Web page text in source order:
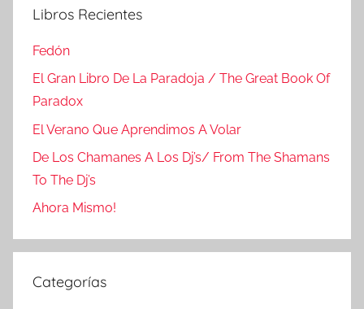
Libros Recientes
Fedón
El Gran Libro De La Paradoja / The Great Book Of
Paradox
El Verano Que Aprendimos A Volar
De Los Chamanes A Los Dj’s/ From The Shamans
To The Dj’s
Ahora Mismo!
Categorías